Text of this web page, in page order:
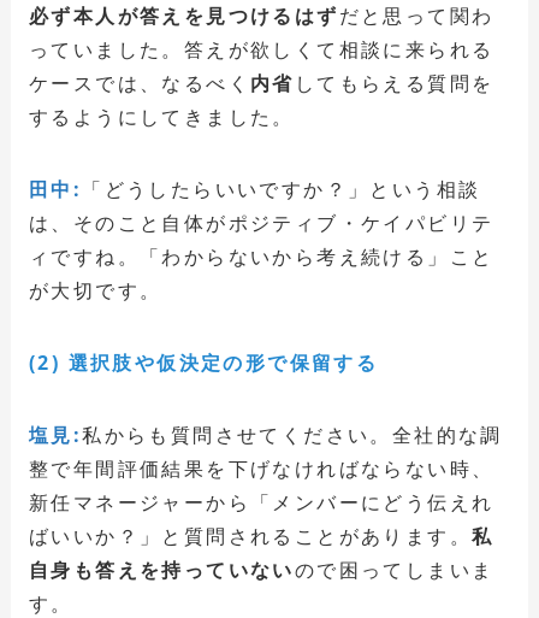
必ず本人が答えを見つけるはずだと思って関わ
っていました。答えが欲しくて相談に来られる
ケースでは、なるべく 内省 してもらえる質問を
するようにしてきました。
田中: 「どうしたらいいですか？」という相談
は、そのこと自体がポジティブ・ケイパビリテ
ィですね。「わからないから考え続ける」こと
が大切です。
(2) 選択肢や仮決定の形で保留する
塩見:私からも質問させてください。全社的な調
整で年間評価結果を下げなければならない時、
新任マネージャーから「メンバーにどう伝えれ
ばいいか？」と質問されることがあります。 私
自身も答えを持っていないので困ってしまいま
す。